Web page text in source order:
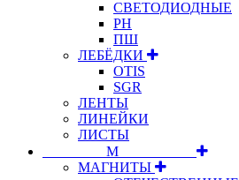
СВЕТОДИОДНЫЕ
РН
ПШ
ЛЕБЁДКИ
OTIS
SGR
ЛЕНТЫ
ЛИНЕЙКИ
ЛИСТЫ
⠀⠀⠀⠀⠀⠀М⠀⠀⠀⠀⠀⠀⠀
МАГНИТЫ